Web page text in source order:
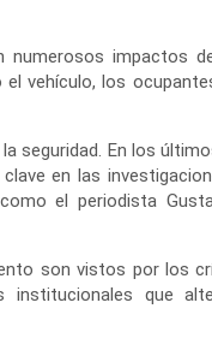
numerosos impactos
vehículo, los
seguridad. En los
en las
el periodista
son vistos por los
institucionales que